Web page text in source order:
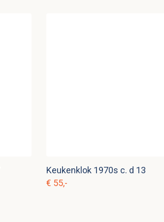
Keukenklok 1970s c. d 13
€ 55,-